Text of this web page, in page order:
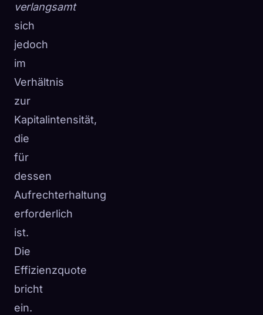
verlangsamt
sich
jedoch
im
Verhältnis
zur
Kapitalintensität,
die
für
dessen
Aufrechterhaltung
erforderlich
ist.
Die
Effizienzquote
bricht
ein.